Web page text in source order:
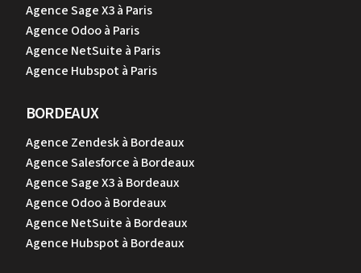
Agence Sage X3 à Paris
Agence Odoo à Paris
Agence NetSuite à Paris
Agence Hubspot à Paris
BORDEAUX
Agence Zendesk à Bordeaux
Agence Salesforce à Bordeaux
Agence Sage X3 à Bordeaux
Agence Odoo à Bordeaux
Agence NetSuite à Bordeaux
Agence Hubspot à Bordeaux